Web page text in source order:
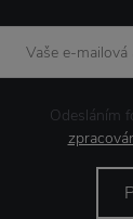
Odesláním